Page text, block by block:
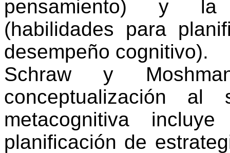
pensamiento) y la
(habilidades para
desempeño cognitivo).
Schrawy
conceptualización
metacognitiva
planificación de